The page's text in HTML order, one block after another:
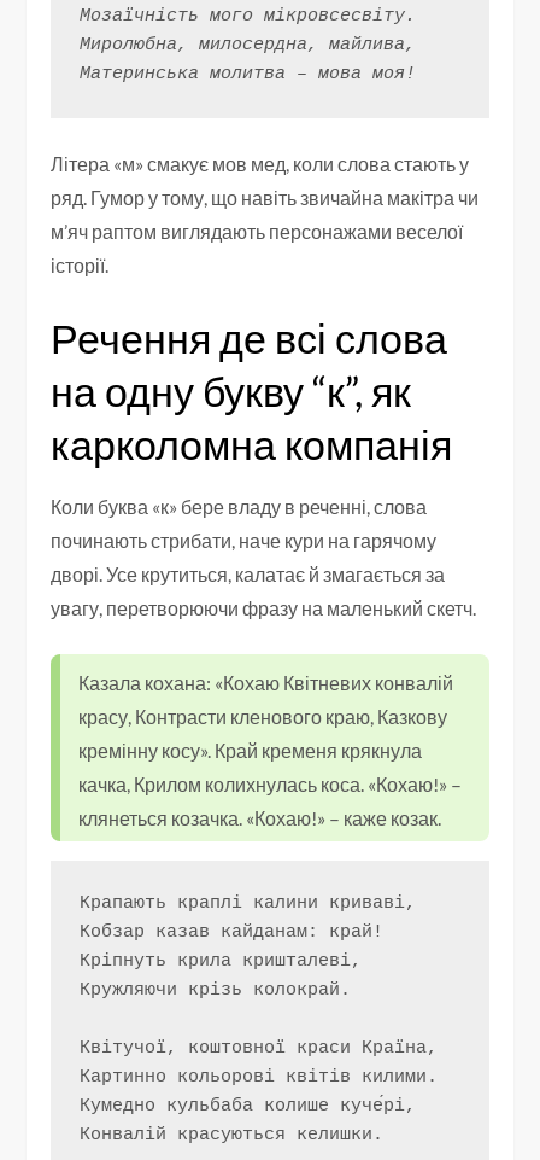
Мозаїчність мого мікровсесвіту.
Миролюбна, милосердна, майлива,
Материнська молитва – мова моя!
Літера «м» смакує мов мед, коли слова стають у
ряд. Гумор у тому, що навіть звичайна макітра чи
м’яч раптом виглядають персонажами веселої
історії.
Речення де всі слова
на одну букву “к”, як
карколомна компанія
Коли буква «к» бере владу в реченні, слова
починають стрибати, наче кури на гарячому
дворі. Усе крутиться, калатає й змагається за
увагу, перетворюючи фразу на маленький скетч.
Казала кохана: «Кохаю Квітневих конвалій
красу, Контрасти кленового краю, Казкову
кремінну косу». Край кременя крякнула
качка, Крилом колихнулась коса. «Кохаю!» –
клянеться козачка. «Кохаю!» – каже козак.
Крапають краплі калини криваві,
Кобзар казав кайданам: край!
Кріпнуть крила кришталеві,
Кружляючи крізь колокрай.
Квітучої, коштовної краси Країна,
Картинно кольорові квітів килими.
Кумедно кульбаба колише куче́рі,
Конвалій красуються келишки.